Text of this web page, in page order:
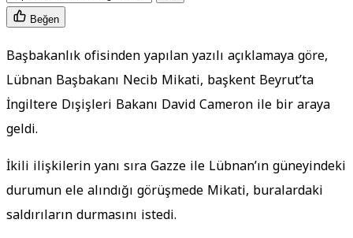
Beğen
Başbakanlık ofisinden yapılan yazılı açıklamaya göre,
Lübnan Başbakanı Necib Mikati, başkent Beyrut’ta
İngiltere Dışişleri Bakanı David Cameron ile bir araya
geldi.
İkili ilişkilerin yanı sıra Gazze ile Lübnan’ın güneyindeki
durumun ele alındığı görüşmede Mikati, buralardaki
saldırıların durmasını istedi.